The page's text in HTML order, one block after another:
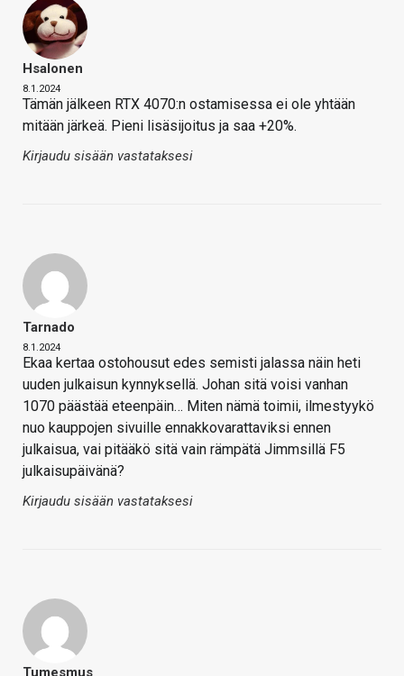
Hsalonen
8.1.2024
Tämän jälkeen RTX 4070:n ostamisessa ei ole yhtään
mitään järkeä. Pieni lisäsijoitus ja saa +20%.
Kirjaudu sisään vastataksesi
Tarnado
8.1.2024
Ekaa kertaa ostohousut edes semisti jalassa näin heti
uuden julkaisun kynnyksellä. Johan sitä voisi vanhan
1070 päästää eteenpäin… Miten nämä toimii, ilmestyykö
nuo kauppojen sivuille ennakkovarattaviksi ennen
julkaisua, vai pitääkö sitä vain rämpätä Jimmsillä F5
julkaisupäivänä?
Kirjaudu sisään vastataksesi